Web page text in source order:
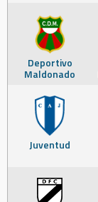
Deportivo
Maldonado
Juventud